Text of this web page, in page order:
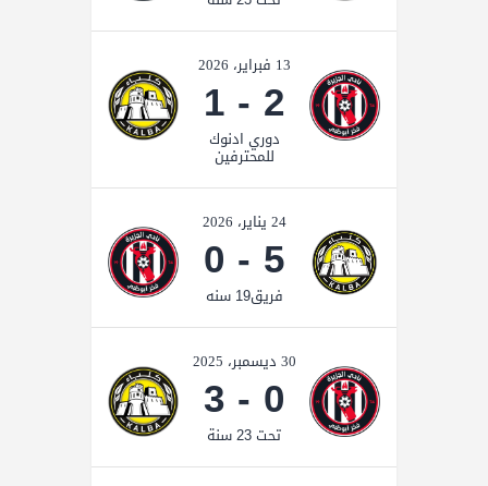
13 فبراير، 2026
2
-
1
دوري ادنوك
للمحترفين
24 يناير، 2026
5
-
0 فريق19 سنه
30 ديسمبر، 2025
0
-
3 تحت 23 سنة